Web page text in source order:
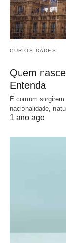
CURIOSIDADES
Quem
Entenda
É comum
nacionalidade,
1 ano ago